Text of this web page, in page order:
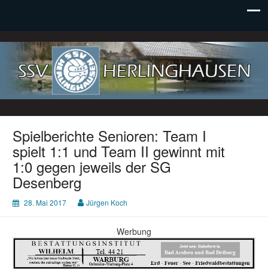
SSV Herlinghausen e. V.
Spielberichte Senioren: Team I
spielt 1:1 und Team II gewinnt mit
1:0 gegen jeweils der SG
Desenberg
28. Mai 2017 Jürgen Koch
Werbung